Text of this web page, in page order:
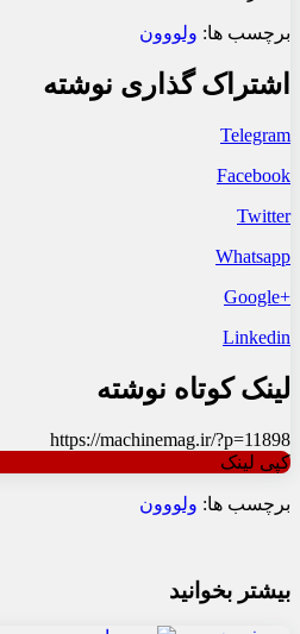
برچسب ها: ولووون
اشتراک گذاری نوشته
Telegram
Facebook
Twitter
Whatsapp
+Google
Linkedin
لینک کوتاه نوشته
https://machinemag.ir/?p=11898
کپی لینک
برچسب ها: ولووون
بیشتر بخوانید